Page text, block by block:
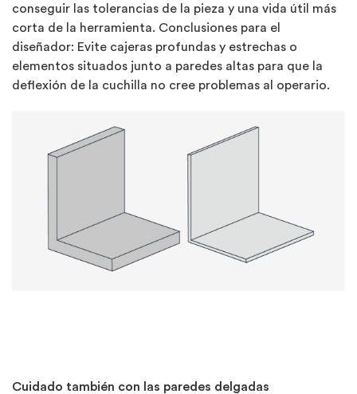
conseguir las tolerancias de la pieza y una vida útil más
corta de la herramienta. Conclusiones para el
diseñador: Evite cajeras profundas y estrechas o
elementos situados junto a paredes altas para que la
deflexión de la cuchilla no cree problemas al operario.
Cuidado también con las paredes delgadas